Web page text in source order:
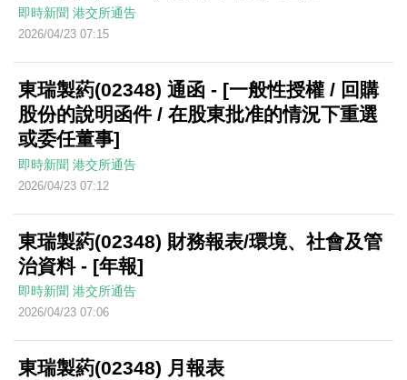
即時新聞 港交所通告
2026/04/23 07:15
東瑞製葯(02348) 通函 - [一般性授權 / 回購
股份的說明函件 / 在股東批准的情況下重選
或委任董事]
即時新聞 港交所通告
2026/04/23 07:12
東瑞製葯(02348) 財務報表/環境、社會及管
治資料 - [年報]
即時新聞 港交所通告
2026/04/23 07:06
東瑞製葯(02348) 月報表